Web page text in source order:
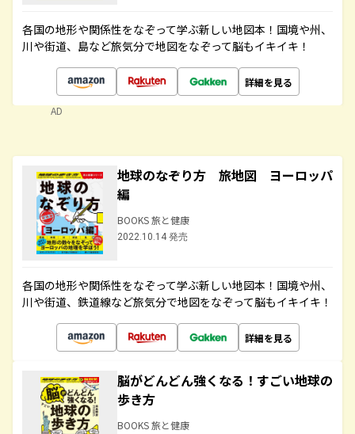
各国の地形や関係性をなぞって学ぶ新しい地図本！国境や州、
川や街道、島など旅気分で地図をなぞって脳もイキイキ！
詳細を見る
AD
地球のなぞり方 旅地図 ヨーロッパ
編
BOOKS 旅と健康
2022.10.14 発売
各国の地形や関係性をなぞって学ぶ新しい地図本！国境や州、
川や街道、鉄道線など旅気分で地図をなぞって脳もイキイキ！
詳細を見る
脳がどんどん強くなる！すごい地球の
歩き方
BOOKS 旅と健康